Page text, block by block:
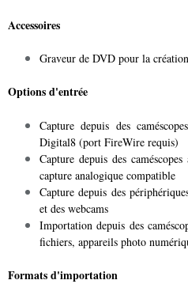
Accessoires
Graveur de DVD pour la
Options d'entrée
Capture depuis des
Digital8 (port FireWire requis)
Capture depuis des
capture analogique compatible
Capture depuis des
et des webcams
Importation depuis des
fichiers, appareils photo
Formats d'importation